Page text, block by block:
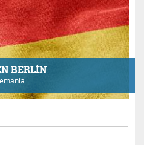
BERLÍN